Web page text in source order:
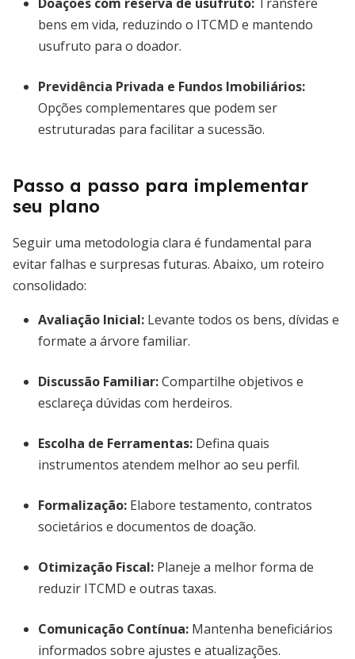
bens em vida, reduzindo o ITCMD e mantendo
usufruto para o doador.
Previdência Privada e Fundos Imobiliários:
Opções complementares que podem ser
estruturadas para facilitar a sucessão.
Passo a passo para implementar
seu plano
Seguir uma metodologia clara é fundamental para
evitar falhas e surpresas futuras. Abaixo, um roteiro
consolidado:
Avaliação Inicial: Levante todos os bens, dívidas e
formate a árvore familiar.
Discussão Familiar:Compartilhe objetivos e
esclareça dúvidas com herdeiros.
Escolha de Ferramentas: Defina quais
instrumentos atendem melhor ao seu perfil.
Formalização: Elabore testamento, contratos
societários e documentos de doação.
Otimização Fiscal: Planeje a melhor forma de
reduzir ITCMD e outras taxas.
Comunicação Contínua: Mantenha beneficiários
informados sobre ajustes e atualizações.